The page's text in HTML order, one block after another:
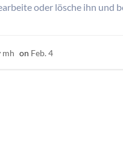
oder lösche ihn und
mh on Feb. 4